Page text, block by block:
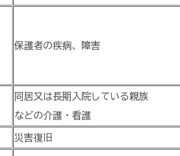
保護者の疾病、障害
同居又は長期入院している親族
などの介護・看護
災害復旧